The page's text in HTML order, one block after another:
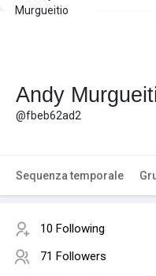
Andy
@fbeb62ad2
Sequenza temporale
10 Following
71 Followers